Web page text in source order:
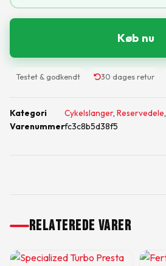
Køb nu
Testet & godkendt 30 dages retur
Kategori Cykelslanger, Reservedele,
Varenummerfc3c8b5d38f5
RELATEREDE VARER